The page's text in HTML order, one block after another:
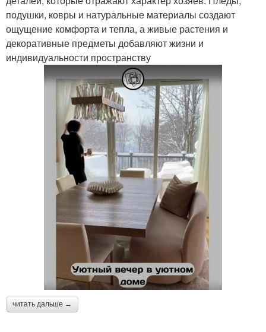
подушки, ковры и натуральные материалы создают
ощущение комфорта и тепла, а живые растения и
декоративные предметы добавляют жизни и
индивидуальности пространству
читать дальше →